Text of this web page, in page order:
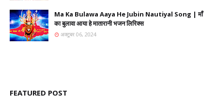
Ma Ka Bulawa Aaya He Jubin Nautiyal Song | माँ
का बुलावा आया हे मातारानी भजन लिरिक्स
अक्टूबर 06, 2024
FEATURED POST